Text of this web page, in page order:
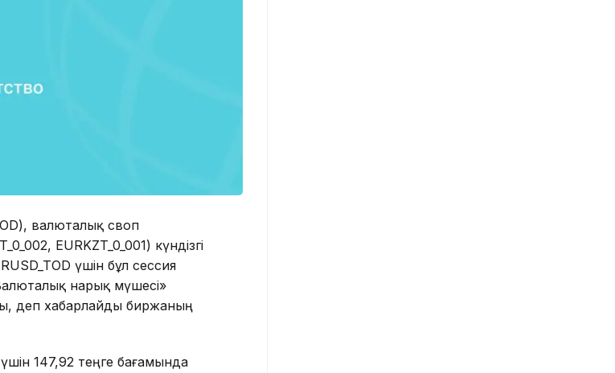
валюталық своп
EURKZT_0_001) күндізгі
үшін бұл сессия
нарық мүшесі»
деп хабарлайды биржаның
147,92 теңге бағамында